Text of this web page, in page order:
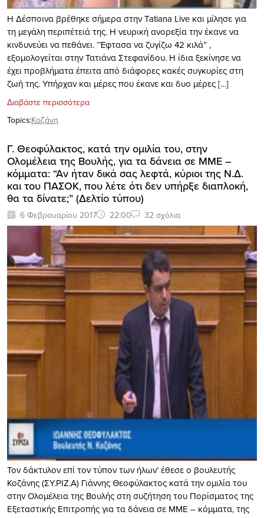
Η Δέσποινα βρέθηκε σήμερα στην Tatiana Live και μίλησε για
τη μεγάλη περιπέτειά της. Η νευρική ανορεξία την έκανε να
κινδυνεύει να πεθάνει. “Έφτασα να ζυγίζω 42 κιλά” ,
εξομολογείται στην Τατιάνα Στεφανίδου. Η ίδια ξεκίνησε να
έχει προβλήματα έπειτα από διάφορες κακές συγκυρίες στη
ζωή της. Υπήρχαν και μέρες που έκανε και δυο μέρες […]
Διαβάστε περισσότερα
Topics:Κοζάνη
Γ. Θεοφύλακτος, κατά την ομιλία του, στην
Ολομέλεια της Βουλής, για τα δάνεια σε ΜΜΕ –
κόμματα: “Αν ήταν δικά σας λεφτά, κύριοι της Ν.Δ.
και του ΠΑΣΟΚ, που λέτε ότι δεν υπήρξε διαπλοκή,
θα τα δίνατε;” (Δελτίο τύπου)
6 Φεβρουαρίου 2017 22:00 32 σχόλια
Τον δάκτυλον επί τον τύπον των ήλων’ έθεσε ο βουλευτής
Κοζάνης (ΣΥ.ΡΙΖ.Α) Γιάννης Θεοφύλακτος κατά την ομιλία του
στην Ολομέλεια της Βουλής στη συζήτηση του Πορίσματος της
Εξεταστικής Επιτροπής για τα δάνεια σε ΜΜΕ – κόμματα, της